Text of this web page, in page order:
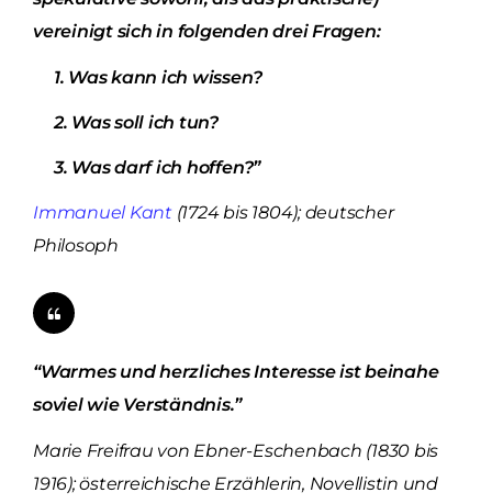
vereinigt sich in folgenden drei Fragen:
1. Was kann ich wissen?
2. Was soll ich tun?
3. Was darf ich hoffen?”
Immanuel Kant (1724 bis 1804); deutscher
Philosoph
“Warmes und herzliches Interesse ist beinahe
soviel wie Verständnis.”
Marie Freifrau von Ebner-Eschenbach (1830 bis
1916); österreichische Erzählerin, Novellistin und